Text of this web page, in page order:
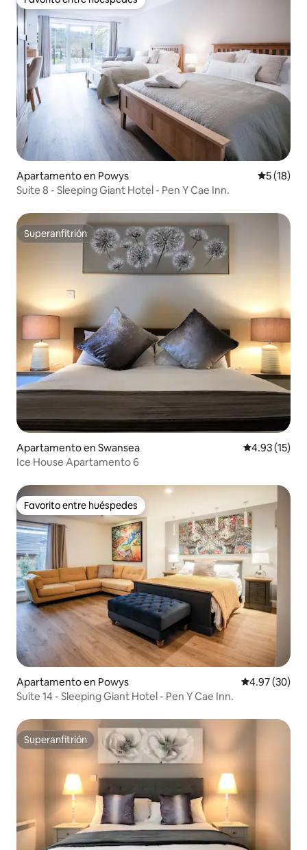
Favorito entre huéspedes
Apartamento en Powys
5 (18)
Suite 8 - Sleeping Giant Hotel - Pen Y Cae Inn.
Superanfitrión
Superanfitrión
Apartamento en Swansea Calificación
4.93 (15)
Ice House Apartamento 6
Favorito entre huéspedes
Favorito entre huéspedes
Apartamento en Powys Calificación
4.97 (30)
Suite 14 - Sleeping Giant Hotel - Pen Y Cae Inn.
Superanfitrión
Superanfitrión